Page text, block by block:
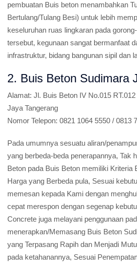
pembuatan Buis beton menambahkan
Bertulang/Tulang Besi) untuk lebih
keseluruhan ruas lingkaran pada
tersebut, kegunaan sangat bermanfaat
infrastruktur, bidang bangunan sipil dan
2. Buis Beton Sudimara
Alamat: Jl. Buis Beton IV No.015
Jaya Tangerang
Nomor Telepon: 0821 1064 5550 / 0813
Pada umumnya sesuatu aliran/
yang berbeda-beda penerapannya, Tak
Beton pada Buis Beton memiliki Kriteria
Harga yang Berbeda pula, Sesuai
memesan kepada Kami dengan
cepat merespon dengan segenap
Concrete juga melayani penggunaan
menerapkan/Memasang Buis Beton
yang Terpasang Rapih dan Menjadi
pada ketahanannya, Sesuai